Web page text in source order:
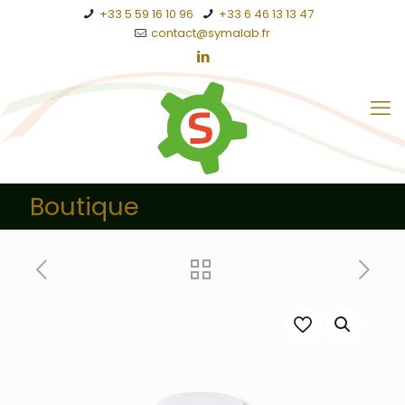
+33 5 59 16 10 96
+33 6 46 13 13 47
contact@symalab.fr
Boutique